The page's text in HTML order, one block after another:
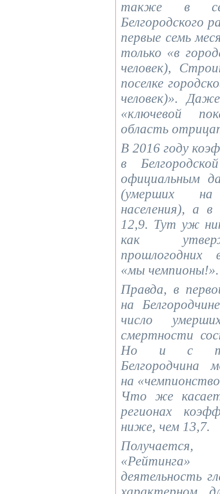
также в
Белгородского
первые семь
только «в
человек),
поселке
человек)».
«ключевой
область
В 2016 году
в
официальным
(умерших
населения), а
12,9. Тут уж
как
прошлогодних
«мы чемпионы!».
Правда, в
на
число
смертности
Но и с
Белгородчина
на
Что же
регионах
ниже, чем 13,7.
деятельность